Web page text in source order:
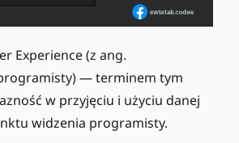
Experience (z ang.
— terminem tym
w przyjęciu i użyciu danej
widzenia programisty.